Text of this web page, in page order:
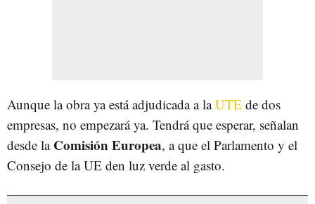
Aunque la obra ya está adjudicada a laUTE de dos
empresas, no empezará ya. Tendrá que esperar, señalan
desde la Comisión Europea, a que el Parlamento y el
Consejo de la UE den luz verde al gasto.